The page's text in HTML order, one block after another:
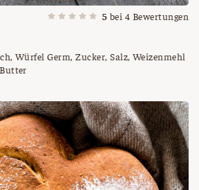
5 bei 4 Bewertungen
Würfel Germ, Zucker, Salz, Weizenmehl